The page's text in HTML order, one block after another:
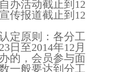
办活动截止到12
传报道截止到12
定原则：各分工
日至2014年12月
的，会员参与面
一般要达到分工